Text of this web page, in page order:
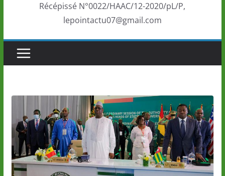
Récépissé N°0022/HAAC/12-2020/pL/P,
lepointactu07@gmail.com